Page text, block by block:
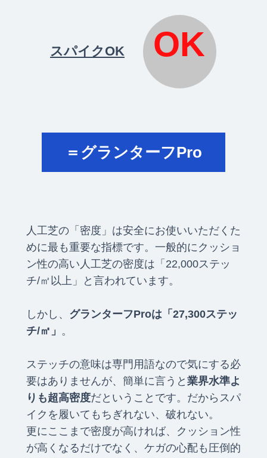
OK
スパイクOK
＝グランターフPro
人工芝の「密度」は安全にお使いいただくた
めに最も重要な指標です。一般的にクッショ
ン性の高い人工芝の密度は「22,000ステッ
チ/㎡以上」と言われています。
しかし、 グランターフProは「27,300ステッ
チ/㎡」 。
ステッチの意味は専門用語なので気にする必
要はありませんが、簡単に言うと 業界水準よ
りも超高密度だということです。だからスパ
イクを履いてもちぎれない、破れない。
更にここまで密度が高ければ、クッション性
が高くなるだけでなく、ケガの心配も圧倒的